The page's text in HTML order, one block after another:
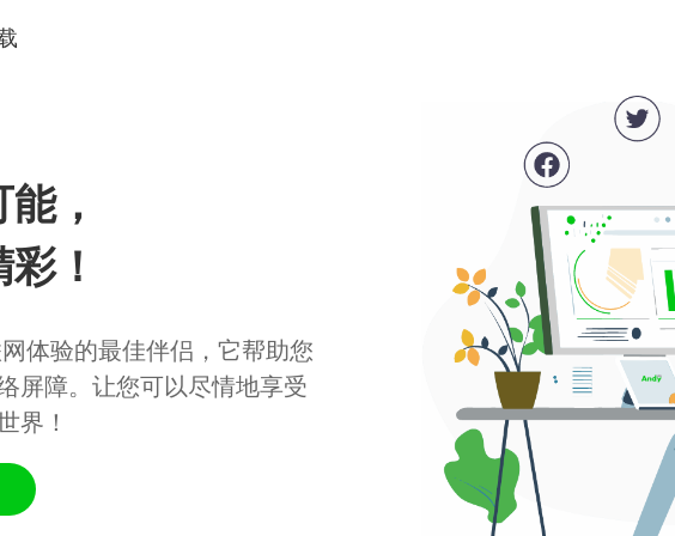
，
！
体验的最佳伴侣，它帮助您
屏障。让您可以尽情地享受
界！